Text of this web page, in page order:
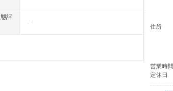
評
－
住所
営業時間
定休日